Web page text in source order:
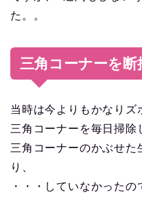
た。。
三角コーナーを断
当時は今よりもかなりズ
三角コーナーを毎日掃除
三角コーナーのかぶせた
り、
・・・していなかったの